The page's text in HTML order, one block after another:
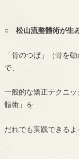
○ 松山流整體術が生
「骨のつぼ」（骨を
で、
一般的な矯正テクニ
體術」を
だれでも実践できるよ